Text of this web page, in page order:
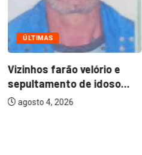
ÚLTIMAS
Vizinhos farão velório e
sepultamento de idoso...
agosto 4, 2026